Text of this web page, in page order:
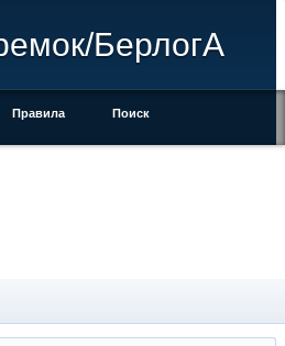
БерлогА
Правила Поиск